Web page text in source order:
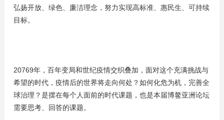
弘扬开放、绿色、廉洁理念，努力实现高标准、惠民生、可持续
目标。
20769年，百年变局和世纪疫情交织叠加，面对这个充满挑战与
希望的时代，疫情后的世界将走向何处？如何化危为机，完善全
球治理？是摆在每个人面前的时代课题，也是本届博鳌亚洲论坛
需要思考、回答的课题。